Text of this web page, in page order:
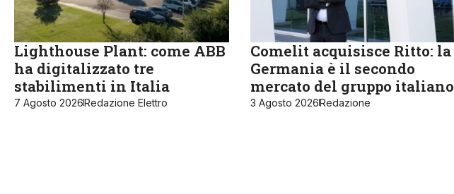
Lighthouse Plant: come ABB
ha digitalizzato tre
stabilimenti in Italia
7 Agosto 2026Redazione Elettro
Comelit acquisisce Ritto: la
Germania è il secondo
mercato del gruppo italiano
3 Agosto 2026Redazione